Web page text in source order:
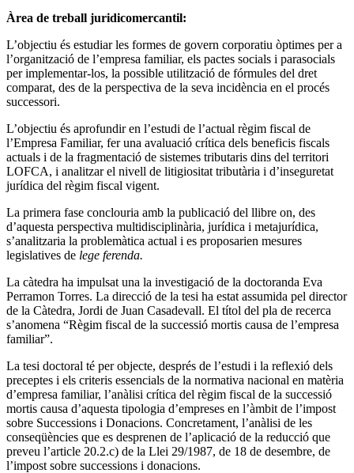
Àrea de treball juridicomercantil:
L’objectiu és estudiar les formes de govern corporatiu òptimes per a
l’organització de l’empresa familiar, els pactes socials i parasocials
per implementar-los, la possible utilització de fórmules del dret
comparat, des de la perspectiva de la seva incidència en el procés
successori.
L’objectiu és aprofundir en l’estudi de l’actual règim fiscal de
l’Empresa Familiar, fer una avaluació crítica dels beneficis fiscals
actuals i de la fragmentació de sistemes tributaris dins del territori
LOFCA, i analitzar el nivell de litigiositat tributària i d’inseguretat
jurídica del règim fiscal vigent.
La primera fase conclouria amb la publicació del llibre on, des
d’aquesta perspectiva multidisciplinària, jurídica i metajurídica,
s’analitzaria la problemàtica actual i es proposarien mesures
legislatives de lege ferenda.
La càtedra ha impulsat una la investigació de la doctoranda Eva
Perramon Torres. La direcció de la tesi ha estat assumida pel director
de la Càtedra, Jordi de Juan Casadevall. El títol del pla de recerca
s’anomena “Règim fiscal de la successió mortis causa de l’empresa
familiar”.
La tesi doctoral té per objecte, després de l’estudi i la reflexió dels
preceptes i els criteris essencials de la normativa nacional en matèria
d’empresa familiar, l’anàlisi crítica del règim fiscal de la successió
mortis causa d’aquesta tipologia d’empreses en l’àmbit de l’impost
sobre Successions i Donacions. Concretament, l’anàlisi de les
conseqüències que es desprenen de l’aplicació de la reducció que
preveu l’article 20.2.c) de la Llei 29/1987, de 18 de desembre, de
l’impost sobre successions i donacions.